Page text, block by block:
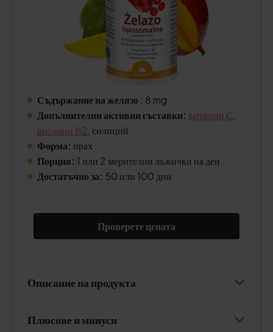
Съдържание на желязо : 8 mg
Допълнителни активни съставки: витамин С
витамин В2 , силиций
Форма: прах
Порция: 1 или 2 мерителни лъжички на ден
Достатъчно за: 50 или 100 дни
Проверете цената
Описание на продукта
Плюсове и минуси